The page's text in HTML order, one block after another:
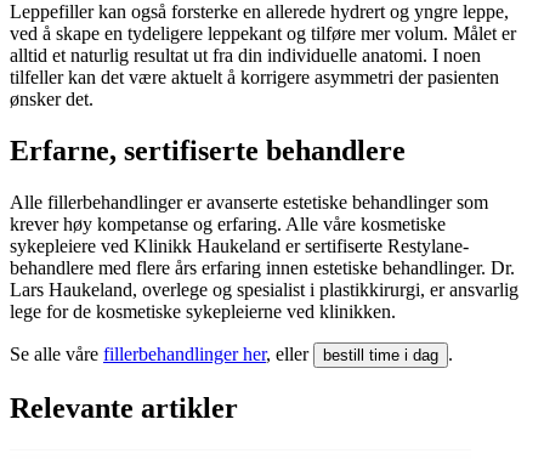
Leppefiller kan også forsterke en allerede hydrert og yngre leppe,
ved å skape en tydeligere leppekant og tilføre mer volum. Målet er
alltid et naturlig resultat ut fra din individuelle anatomi. I noen
tilfeller kan det være aktuelt å korrigere asymmetri der pasienten
ønsker det.
Erfarne, sertifiserte behandlere
Alle fillerbehandlinger er avanserte estetiske behandlinger som
krever høy kompetanse og erfaring. Alle våre kosmetiske
sykepleiere ved Klinikk Haukeland er sertifiserte Restylane-
behandlere med flere års erfaring innen estetiske behandlinger. Dr.
Lars Haukeland, overlege og spesialist i plastikkirurgi, er ansvarlig
lege for de kosmetiske sykepleierne ved klinikken.
Se alle våre fillerbehandlinger her, eller bestill time i dag .
Relevante artikler